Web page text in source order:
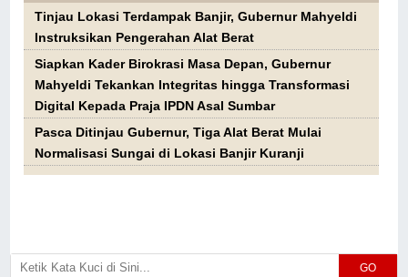
Tinjau Lokasi Terdampak Banjir, Gubernur Mahyeldi
Instruksikan Pengerahan Alat Berat
Siapkan Kader Birokrasi Masa Depan, Gubernur
Mahyeldi Tekankan Integritas hingga Transformasi
Digital Kepada Praja IPDN Asal Sumbar
Pasca Ditinjau Gubernur, Tiga Alat Berat Mulai
Normalisasi Sungai di Lokasi Banjir Kuranji
GO